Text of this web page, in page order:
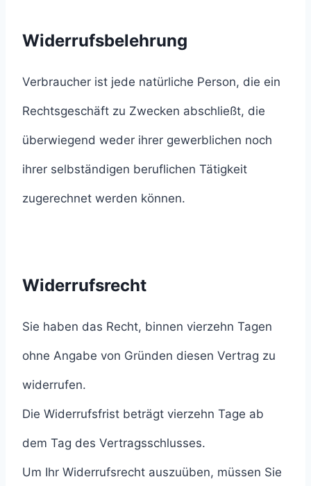
Widerrufsbelehrung
Verbraucher ist jede natürliche Person, die ein
Rechtsgeschäft zu Zwecken abschließt, die
überwiegend weder ihrer gewerblichen noch
ihrer selbständigen beruflichen Tätigkeit
zugerechnet werden können.
Widerrufsrecht
Sie haben das Recht, binnen vierzehn Tagen
ohne Angabe von Gründen diesen Vertrag zu
widerrufen.
Die Widerrufsfrist beträgt vierzehn Tage ab
dem Tag des Vertragsschlusses.
Um Ihr Widerrufsrecht auszuüben, müssen Sie